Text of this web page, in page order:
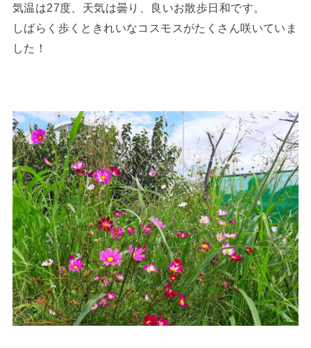
気温は27度、天気は曇り、良いお散歩日和です。
しばらく歩くときれいなコスモスがたくさん咲いていま
した！